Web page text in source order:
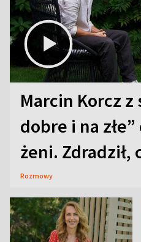
Marcin Korcz z
dobre i na złe”
żeni. Zdradził,
Rozmowy